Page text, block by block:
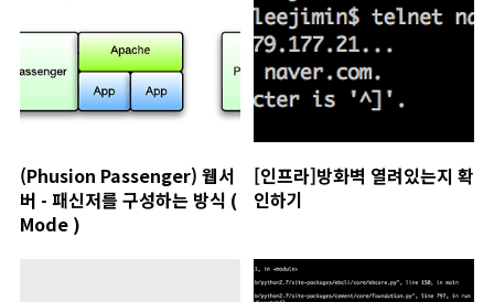
(Phusion Passenger) 웹서
버 - 패신저를 구성하는 방식 (
Mode )
[인프라]방화벽 열려있는지 확
인하기